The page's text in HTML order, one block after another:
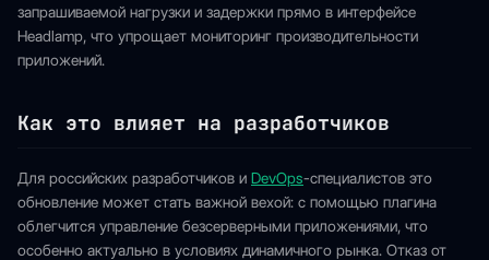
запрашиваемой нагрузки и задержки прямо в интерфейсе
Headlamp, что упрощает мониторинг производительности
приложений.
Как это влияет на разработчиков
Для российских разработчиков и DevOps-специалистов это
обновление может стать важной вехой: с помощью плагина
облегчится управление безсерверными приложениями, что
особенно актуально в условиях динамичного рынка. Отказ от